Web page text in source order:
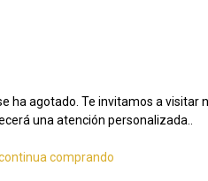
ha agotado. Te invitamos a visitar
una atención personalizada..
comprando